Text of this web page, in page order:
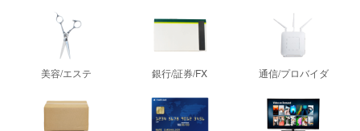
美容/エステ 銀行/証券/FX 通信/プロバイダ